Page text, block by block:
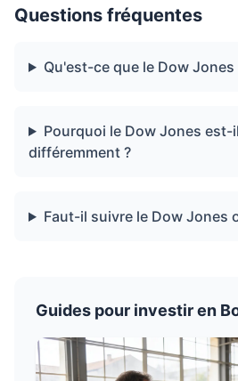
Questions fréquentes
Qu'est-ce que le Dow Jones
Pourquoi le Dow Jones est-
différemment ?
Faut-il suivre le Dow Jones
Guides pour investir en